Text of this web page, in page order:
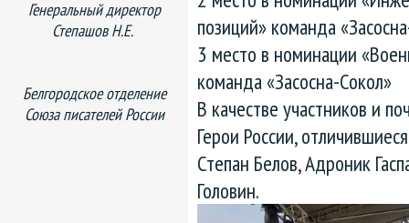
позиций» команда
3 место в номинации
команда «Засосна-Сокол»
В качестве участников и
Герои России,
Степан Белов, Адроник
Головин.
Генеральный директор
Степашов Н.Е.
Белгородское отделение
Союза писателей России